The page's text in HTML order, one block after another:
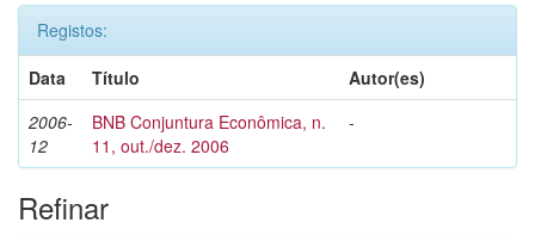
Registos:
Data
Título
Autor(es)
2006-
12
BNB Conjuntura Econômica, n.
11, out./dez. 2006
-
Refinar